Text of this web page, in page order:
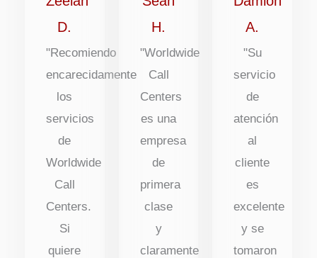
D.
"Recomiendo
encarecidamente
los
servicios
de
Worldwide
Call
Centers.
Si
quiere
H.
"Worldwide
Call
Centers
es una
empresa
de
primera
clase
y
claramente
A.
"Su
servicio
de
atención
al
cliente
es
excelente
y se
tomaron